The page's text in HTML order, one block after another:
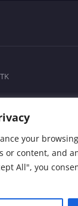
your
or content, and
All", you